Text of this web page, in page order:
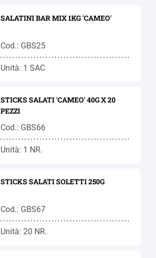
SALATINI BAR MIX 1KG 'CAMEO'
Cod.: GBS25
Unità: 1 SAC
STICKS SALATI 'CAMEO' 40G X 20
PEZZI
Cod.: GBS66
Unità: 1 NR.
STICKS SALATI SOLETTI 250G
Cod.: GBS67
Unità: 20 NR.